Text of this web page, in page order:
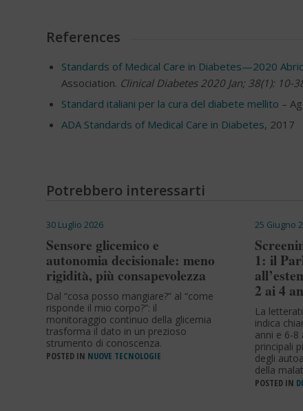
References
Standards of Medical Care in Diabetes—2020
Association. Clinical Diabetes 2020 Jan; 38(1): 10-
Standard italiani per la cura del diabete mellito –
ADA Standards of Medical Care in Diabetes, 2017
Potrebbero interessarti
30 Luglio 2026
Sensore glicemico e
autonomia decisionale: meno
rigidità, più consapevolezza
Dal “cosa posso mangiare?” al “come
risponde il mio corpo?”: il
monitoraggio continuo della glicemia
trasforma il dato in un prezioso
strumento di conoscenza.
POSTED IN NUOVE TECNOLOGIE
25 Giugno
1: il
2 ai 4
La
indica
anni e 6-8
principali
degli
della
POSTED IN